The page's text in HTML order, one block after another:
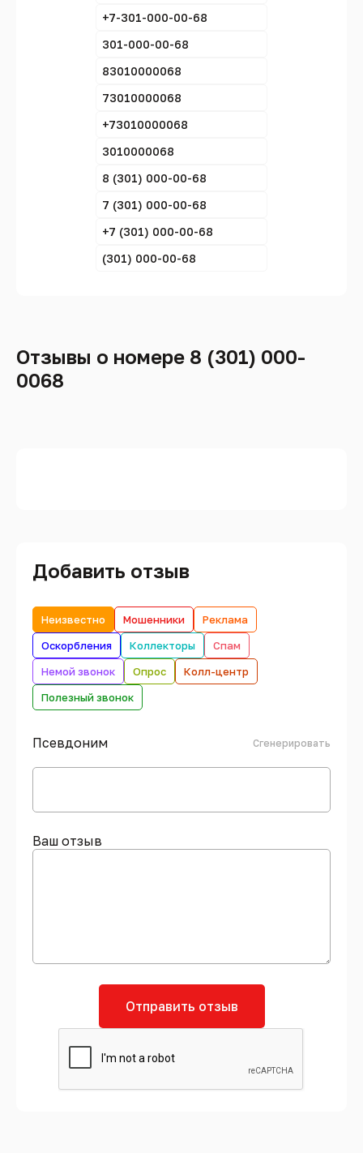
+7-301-000-00-68
301-000-00-68
83010000068
73010000068
+73010000068
3010000068
8 (301) 000-00-68
7 (301) 000-00-68
+7 (301) 000-00-68
(301) 000-00-68
Отзывы о номере 8 (301) 000-
0068
Добавить отзыв
Неизвестно Мошенники
Реклама
Оскорбления
Коллекторы
Спам
Немой звонок
Опрос
Колл-центр
Полезный звонок
Псевдоним Сгенерировать
Ваш отзыв
Отправить отзыв